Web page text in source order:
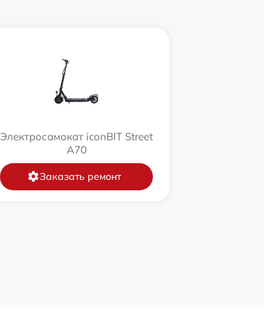
Электросамокат iconBIT Street
A70
Заказать ремонт